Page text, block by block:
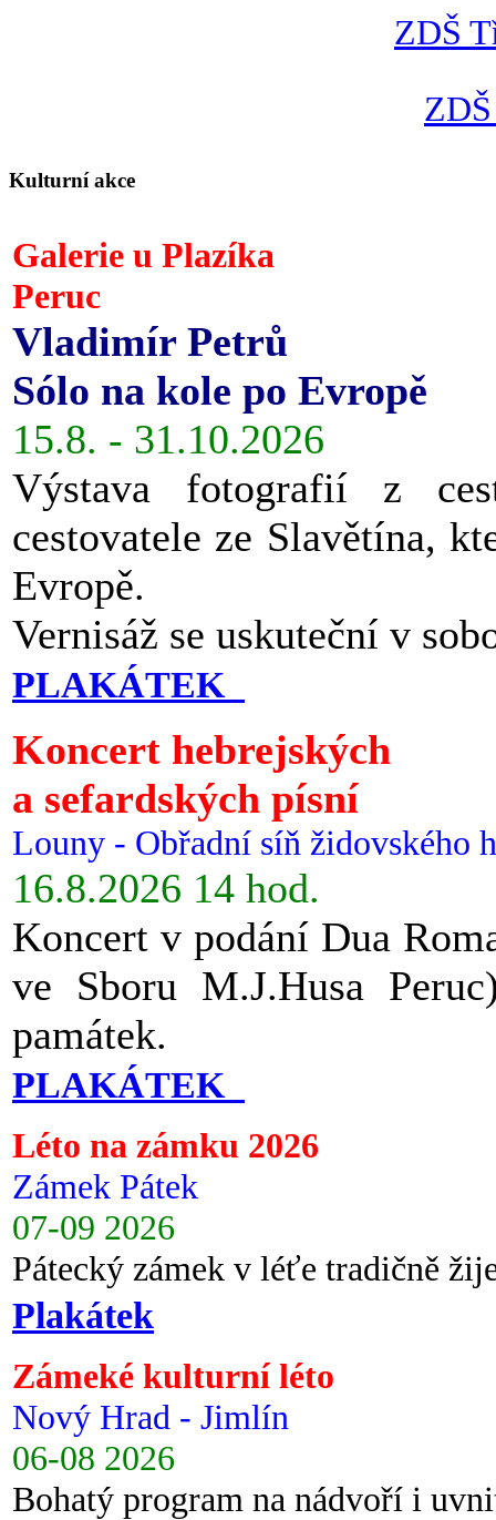
ZDŠ
Kulturní akce
Galerie u Plazíka
Peruc
Vladimír Petrů
Sólo na kole po Evropě
15.8. - 31.10.2026
Výstava fotografií z
cestovatele ze Slavětína,
Evropě.
Vernisáž se uskuteční v
PLAKÁTEK
Koncert hebrejských
a sefardských písní
Louny - Obřadní síň židovského
16.8.2026 14 hod.
Koncert v podání Dua
ve Sboru M.J.Husa
památek.
PLAKÁTEK
Léto na zámku 2026
Zámek Pátek
07-09 2026
Pátecký zámek v léťe tradičně
Plakátek
Zámeké kulturní léto
Nový Hrad - Jimlín
06-08 2026
Bohatý program na nádvoří i